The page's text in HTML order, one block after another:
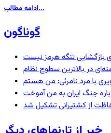
ادامه مطالب...
گوناگون
بازگشایی تنگه هرمز نیست
در بالاترین سطوح نظام
جنگ ایران به من آموخت
از کشتیرانی تشکیل شد